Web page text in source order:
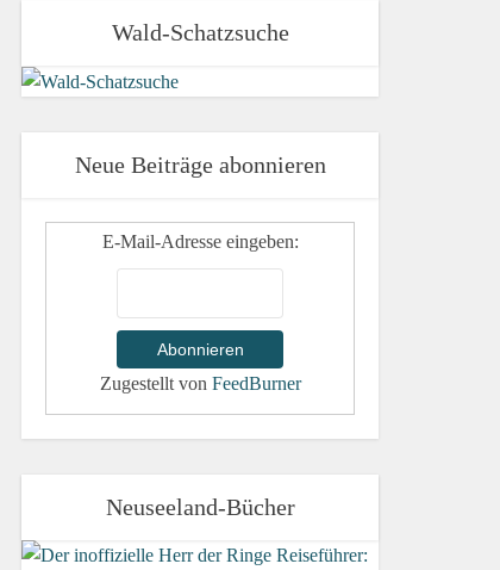
Wald-Schatzsuche
Neue Beiträge abonnieren
E-Mail-Adresse eingeben:
Zugestellt von FeedBurner
Neuseeland-Bücher